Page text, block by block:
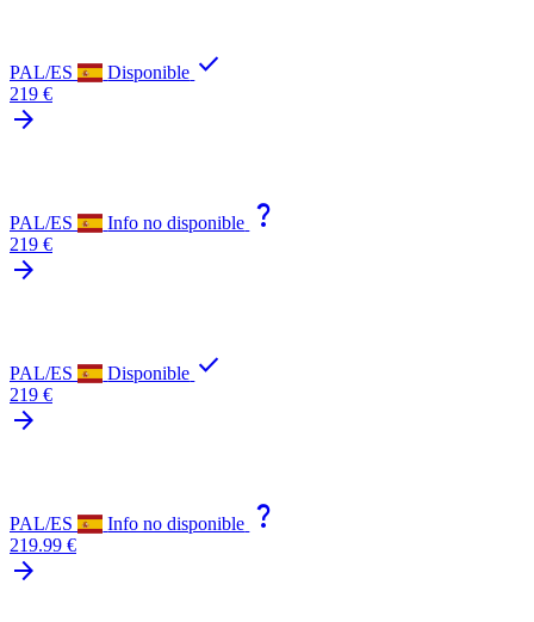
PAL/ES Disponible check
219 €
arrow_forward
PAL/ES Info no disponible question_mark
219 €
arrow_forward
PAL/ES Disponible check
219 €
arrow_forward
PAL/ES Info no disponible question_mark
219.99 €
arrow_forward